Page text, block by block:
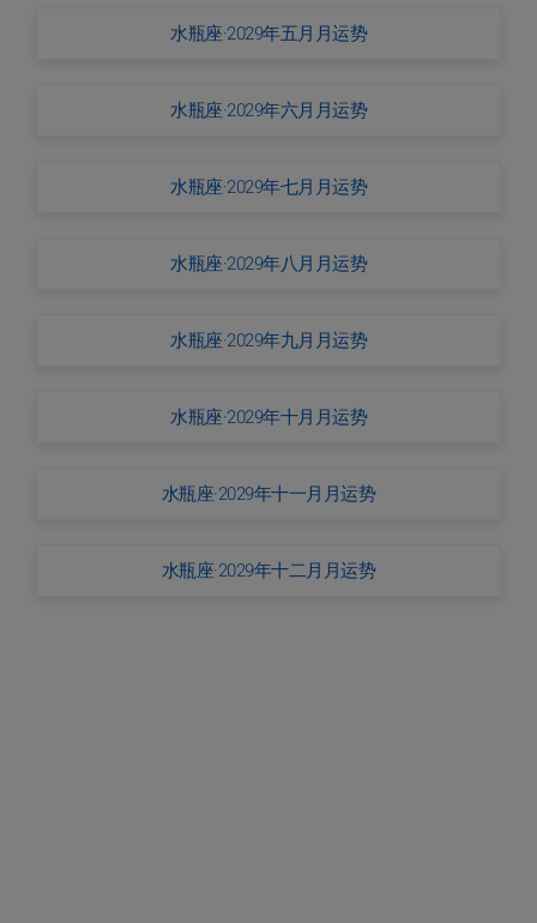
水瓶座·2029年五月月运势
水瓶座·2029年六月月运势
水瓶座·2029年七月月运势
水瓶座·2029年八月月运势
水瓶座·2029年九月月运势
水瓶座·2029年十月月运势
水瓶座·2029年十一月月运势
水瓶座·2029年十二月月运势